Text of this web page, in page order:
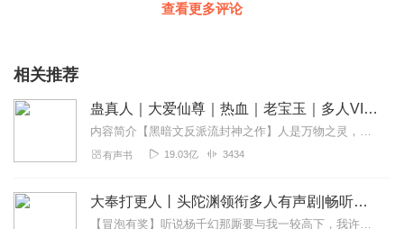
查看更多评论
相关推荐
蛊真人｜大爱仙尊｜热血｜老宝玉｜多人VIP免费有声剧
内容简介【黑暗文反派流封神之作】人是万物之灵，蛊是天地真精。一个穿越者不断重生的故事。一个养蛊、炼蛊、用蛊的奇特世界。配音组（男角色）老宝玉旁白...
有声书 19.03亿 3434
大奉打更人丨头陀渊领衔多人有声剧|畅听全集|王鹤棣、田曦薇主演影视剧原著|卖报小郎君
【冒泡有奖】听说杨千幻那厮要与我一较高下，我许七安要开始装叉了！快进入声音播放页戳下方输入框，冒个泡偷偷告诉我，我要用哪些诗词才能胜过他？说得好的，有赏！202...